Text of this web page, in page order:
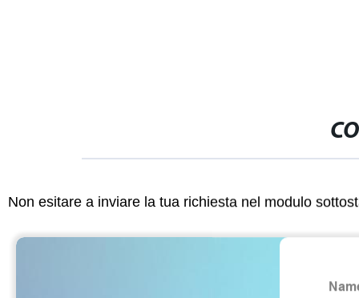
Non esitare a inviare la tua richiesta nel modulo